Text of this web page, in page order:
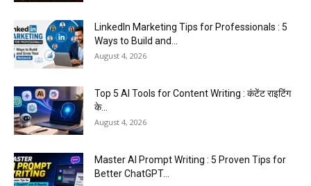
LinkedIn Marketing Tips for Professionals : 5
Ways to Build and...
August 4, 2026
Top 5 AI Tools for Content Writing : कंटेंट राइटिंग
के...
August 4, 2026
Master AI Prompt Writing : 5 Proven Tips for
Better ChatGPT...